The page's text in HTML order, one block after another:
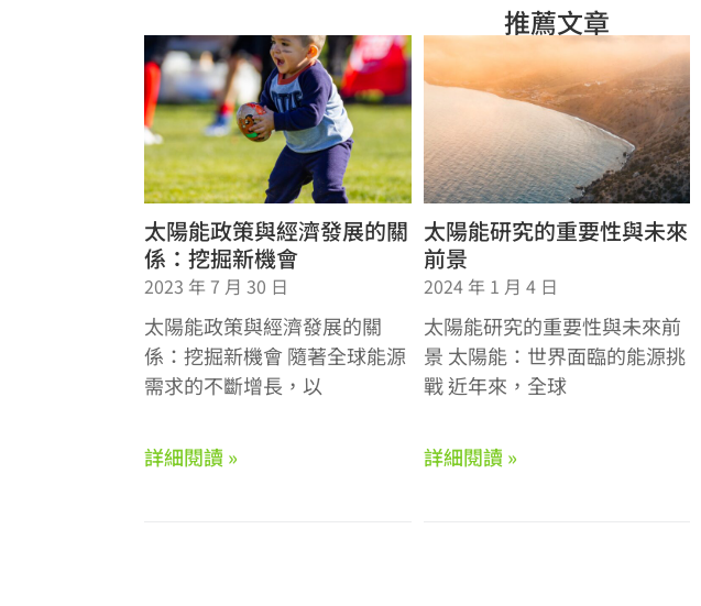
推薦文章
太陽能政策與經濟發展的關
係：挖掘新機會
2023 年 7 月 30 日
太陽能政策與經濟發展的關
係：挖掘新機會 隨著全球能源
需求的不斷增長，以
詳細閱讀 »
太陽能研究的重要性與未來
前景
2024 年 1 月 4 日
太陽能研究的重要性與未來前
景 太陽能：世界面臨的能源挑
戰 近年來，全球
詳細閱讀 »